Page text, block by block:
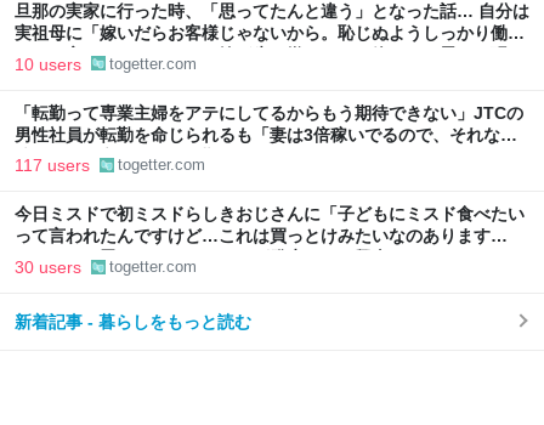
旦那の実家に行った時、「思ってたんと違う」となった話… 自分は
実祖母に「嫁いだらお客様じゃないから。恥じぬようしっかり働
け」と言われていたので、嫁ぎ先で嫌われたら終わりと思い、張り
10 users togetter.com
「転勤って専業主婦をアテにしてるからもう期待できない」JTCの
男性社員が転勤を命じられるも「妻は3倍稼いでるので、それなら
辞める」と言ったら、転勤がなくなった
117 users togetter.com
今日ミスドで初ミスドらしきおじさんに「子どもにミスド食べたい
って言われたんですけど…これは買っとけみたいなのあります
か…？」と尋ねられるイベントが発生して、興奮した
30 users togetter.com
新着記事 - 暮らしをもっと読む